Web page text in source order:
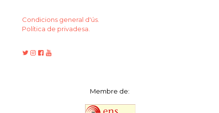
Condicions general d'ús.
Política de privadesa.
Membre de: